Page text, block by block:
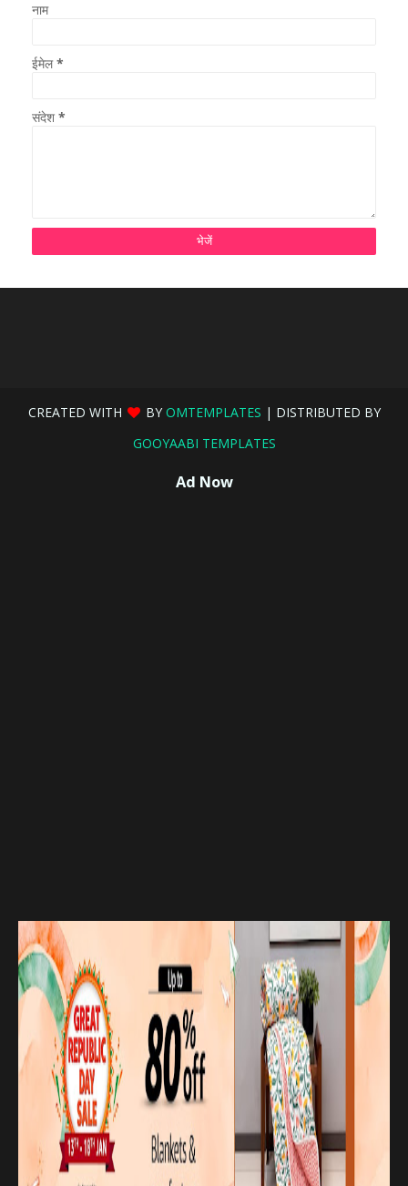
नाम
ईमेल*
संदेश *
CREATED WITH BY OMTEMPLATES | DISTRIBUTED BY
GOOYAABI TEMPLATES
Ad Now